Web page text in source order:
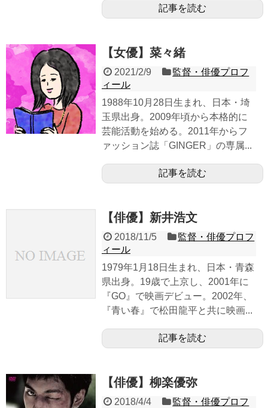
記事を読む
【女優】菜々緒
2021/2/9
監督・俳優プロフ
ィール
1988年10月28日生まれ、日本・埼
玉県出身。2009年頃から本格的に
芸能活動を始める。2011年からフ
ァッション誌「GINGER」の専属...
記事を読む
【俳優】新井浩文
2018/11/5
監督・俳優プロフ
ィール
1979年1月18日生まれ、日本・青森
県出身。19歳で上京し、2001年に
『GO』で映画デビュー。2002年、
『青い春』で松田龍平と共に映画...
記事を読む
【俳優】柳楽優弥
2018/4/4
監督・俳優プロフ